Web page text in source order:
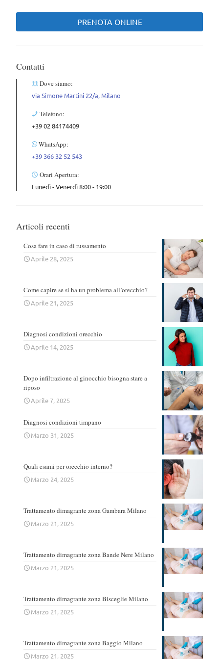
PRENOTA ONLINE
Contatti
Dove siamo:
via Simone Martini 22/a, Milano
Telefono:
+39 02 84174409
WhatsApp:
+39 366 32 52 543
Orari Apertura:
Lunedì - Venerdì 8:00 - 19:00
Articoli recenti
Cosa fare in caso di russamento
Aprile 28, 2025
Come capire se si ha un problema all’orecchio?
Aprile 21, 2025
Diagnosi condizioni orecchio
Aprile 14, 2025
Dopo infiltrazione al ginocchio bisogna stare a
riposo
Aprile 7, 2025
Diagnosi condizioni timpano
Marzo 31, 2025
Quali esami per orecchio interno?
Marzo 24, 2025
Trattamento dimagrante zona Gambara Milano
Marzo 21, 2025
Trattamento dimagrante zona Bande Nere Milano
Marzo 21, 2025
Trattamento dimagrante zona Bisceglie Milano
Marzo 21, 2025
Trattamento dimagrante zona Baggio Milano
Marzo 21, 2025